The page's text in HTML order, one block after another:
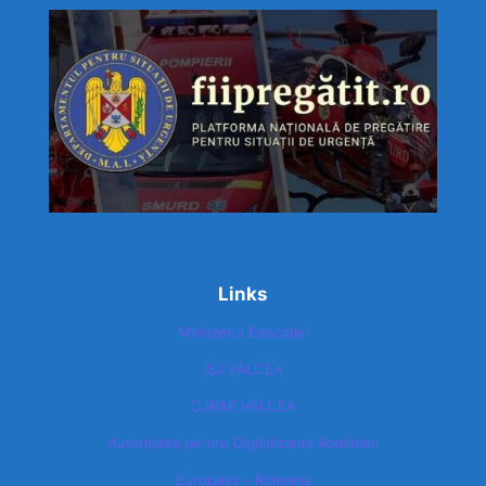
Links
Ministerul Educatiei
ISJ VÂLCEA
CJRAE VÂLCEA
Autoritatea pentru Digitalizarea României​
Europass – Romania